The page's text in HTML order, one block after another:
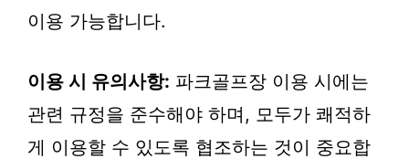
이용 가능합니다.
이용 시 유의사항: 파크골프장 이용 시에는
관련 규정을 준수해야 하며, 모두가 쾌적하
게 이용할 수 있도록 협조하는 것이 중요합